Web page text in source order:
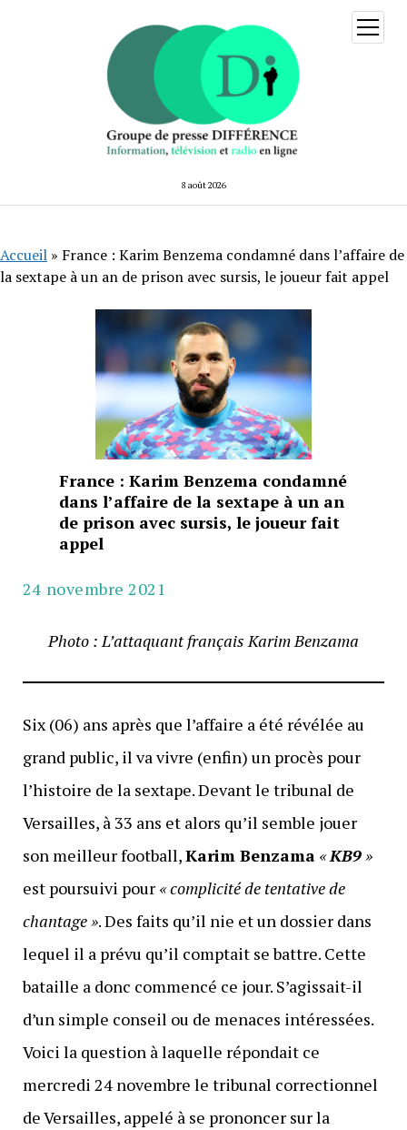
8 août 2026
ouvrir
menu
Accueil » France : Karim Benzema condamné dans l’affaire de
la sextape à un an de prison avec sursis, le joueur fait appel
France : Karim Benzema condamné
dans l’affaire de la sextape à un an
de prison avec sursis, le joueur fait
appel
24 novembre 2021
Photo : L’attaquant français Karim Benzama
Six (06) ans après que l’affaire a été révélée au
grand public, il va vivre (enfin) un procès pour
l’histoire de la sextape. Devant le tribunal de
Versailles, à 33 ans et alors qu’il semble jouer
son meilleur football,Karim Benzama «KB9»
est poursuivi pour « complicité de tentative de
chantage ». Des faits qu’il nie et un dossier dans
lequel il a prévu qu’il comptait se battre. Cette
bataille a donc commencé ce jour. S’agissait-il
d’un simple conseil ou de menaces intéressées.
Voici la question à laquelle répondait ce
mercredi 24 novembre le tribunal correctionnel
de Versailles, appelé à se prononcer sur la